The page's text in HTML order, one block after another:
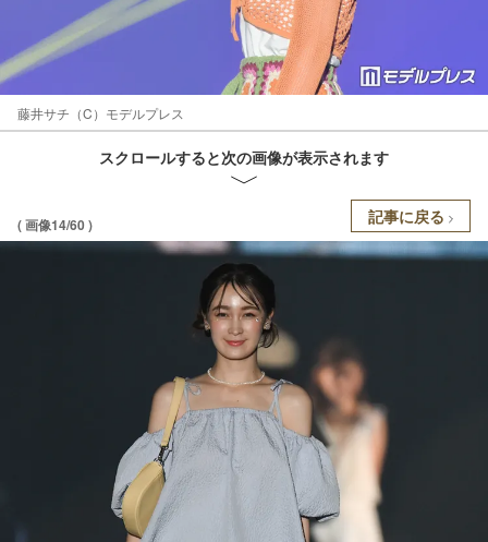
藤井サチ（C）モデルプレス
スクロールすると次の画像が表示されます
( 画像14/60 ) 記事に戻る